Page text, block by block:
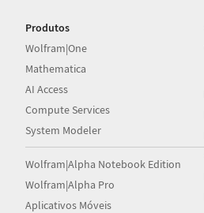
Produtos
Wolfram|One
Mathematica
AI Access
Compute Services
System Modeler
Wolfram|Alpha Notebook Edition
Wolfram|Alpha Pro
Aplicativos Móveis